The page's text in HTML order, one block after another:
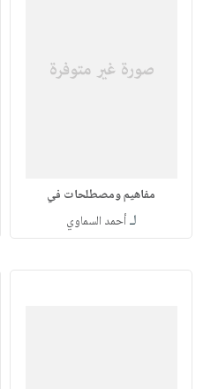
مفاهيم ومصطلحات في
لـأحمد السماوي